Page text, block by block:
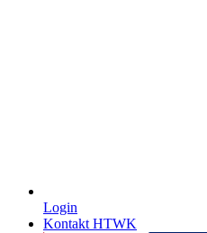
Login
Kontakt HTWK